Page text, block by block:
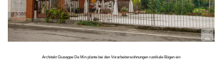
Architekt Giuseppe De Min plante bei den Vorarbeiterwohnungen rustikale Bögen ein